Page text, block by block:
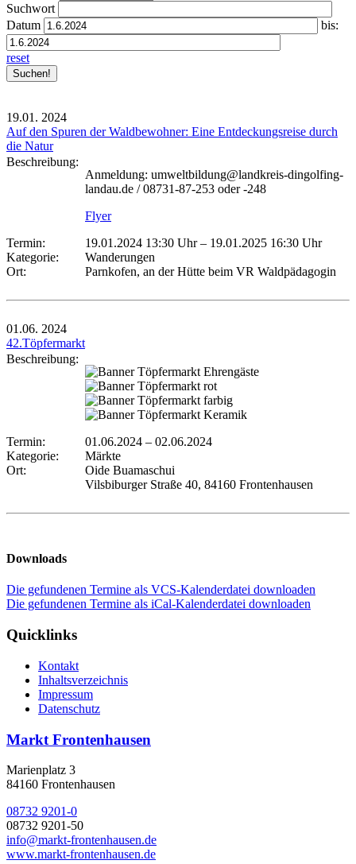
Suchwort
Datum
bis:
reset
19.01. 2024
Auf den Spuren der Waldbewohner: Eine Entdeckungsreise durch
die Natur
Beschreibung:
Anmeldung: umweltbildung@landkreis-dingolfing-
landau.de / 08731-87-253 oder -248
Flyer
Termin:
19.01.2024 13:30 Uhr– 19.01.2025 16:30 Uhr
Kategorie:
Wanderungen
Ort:
Parnkofen, an der Hütte beim VR Waldpädagogin
01.06. 2024
42.Töpfermarkt
Beschreibung:
Termin: 01.06.2024 – 02.06.2024
Kategorie:
Märkte
Ort:
Oide Buamaschui
Vilsbiburger Straße 40, 84160 Frontenhausen
Downloads
Die gefundenen Termine als VCS-Kalenderdatei downloaden
Die gefundenen Termine als iCal-Kalenderdatei downloaden
Quicklinks
Kontakt
Inhaltsverzeichnis
Impressum
Datenschutz
Markt Frontenhausen
Marienplatz 3
84160 Frontenhausen
08732 9201-0
08732 9201-50
info@markt-frontenhausen.de
www.markt-frontenhausen.de